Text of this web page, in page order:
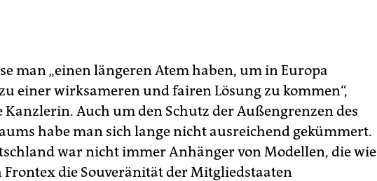
man „einen längeren Atem haben, um in Europa
einer wirksameren und fairen Lösung zu kommen“,
Kanzlerin. Auch um den Schutz der Außengrenzen des
habe man sich lange nicht ausreichend gekümmert.
war nicht immer Anhänger von Modellen, die wie
Frontex die Souveränität der Mitgliedstaaten